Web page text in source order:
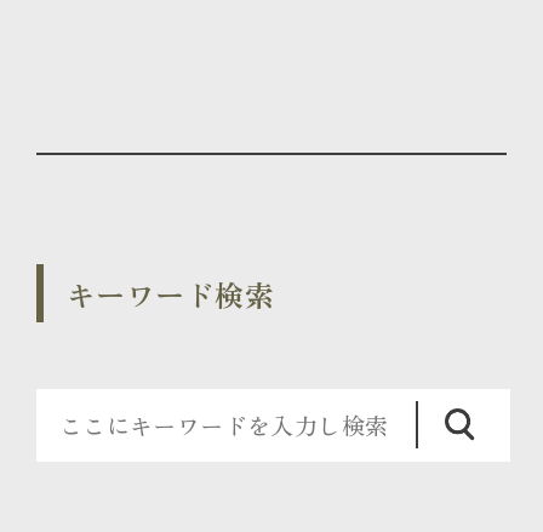
キーワード検索